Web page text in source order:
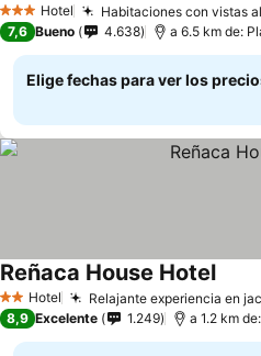
3 Estrellas
Hotel Habitaciones con vistas
7,6 Bueno 4.638 a 6.5 km de:
Elige fechas para ver los
2 Estrellas
Hotel Relajante experiencia en
Reñaca House Hotel
8,9 Excelente 1.249 a 1.2 km